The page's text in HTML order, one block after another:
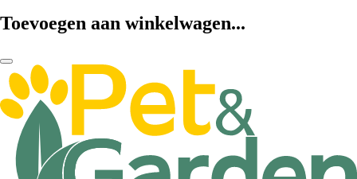
Toevoegen aan winkelwagen...